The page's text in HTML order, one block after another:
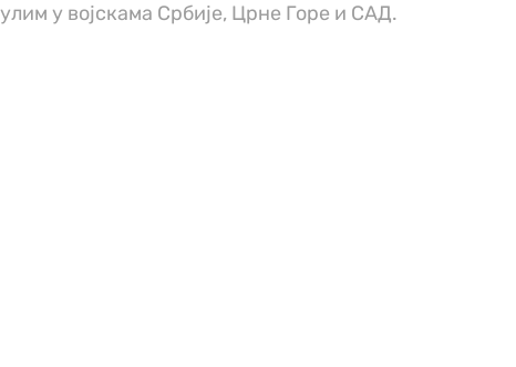
у војскама Србије, Црне Горе и САД.